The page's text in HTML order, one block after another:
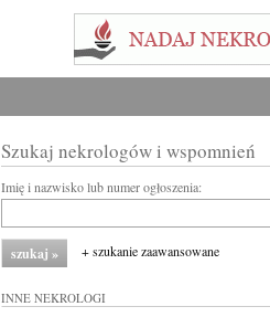
Szukaj nekrologów i wspomnień
Imię i nazwisko lub numer ogłoszenia:
+ szukanie zaawansowane
INNE NEKROLOGI